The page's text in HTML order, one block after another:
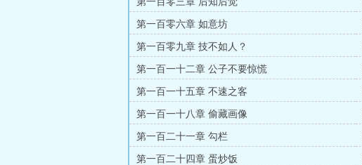
第一百零六章 如意坊
第一百零九章 技不如人？
第一百一十二章 公子不要惊慌
第一百一十五章 不速之客
第一百一十八章 偷藏画像
第一百二十一章 勾栏
第一百二十四章 蛋炒饭